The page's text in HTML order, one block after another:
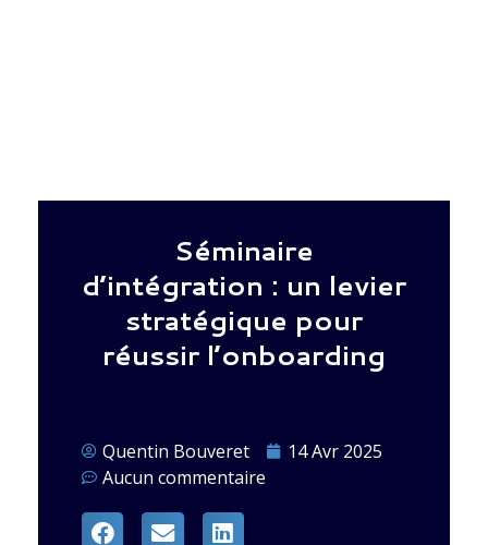
Séminaire
d’intégration : un levier
stratégique pour
réussir l’onboarding
Quentin Bouveret
14 Avr 2025
Aucun commentaire